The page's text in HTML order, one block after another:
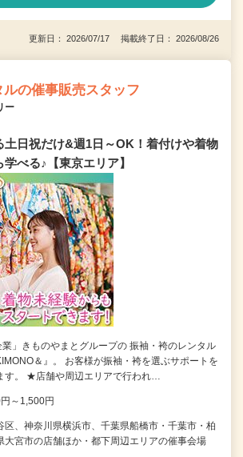
更新日： 2026/07/17 掲載終了日： 2026/08/26
の催事販売スタッフ
ー
土日祝だけ&週1日～OK！着付けや着物
べる♪【東京エリア】
業」きものやまとグループの 振袖・袴のレンタル
＆』。 お客様が振袖・袴を選ぶサポートを
す。 ★店舗や周辺エリアで行われ…
～1,500円
区、神奈川県横浜市、千葉県船橋市・千葉市・柏
大宮市の店舗ほか・都下周辺エリアの催事会場